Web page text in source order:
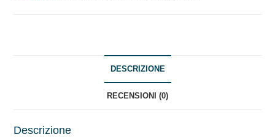
DESCRIZIONE
RECENSIONI (0)
Descrizione